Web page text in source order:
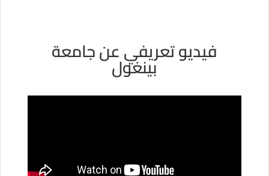
فيديو تعريفي عن جامعة
بينغول